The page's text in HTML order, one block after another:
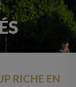
RICHE EN